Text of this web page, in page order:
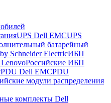
UPS Dell EMCUPS
батарейный
Schneider ElectricИБП
Российские ИБП
PDU Dell EMCPDU
модули распределения
комплекты Dell